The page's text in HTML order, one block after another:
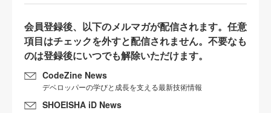
会員登録後、以下のメルマガが配信されます。任意
項目はチェックを外すと配信されません。不要なも
のは登録後にいつでも解除いただけます。
CodeZine News
デベロッパーの学びと成長を支える最新技術情報
SHOEISHA iD News